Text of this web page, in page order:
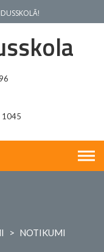
1045
> NOTIKUMI